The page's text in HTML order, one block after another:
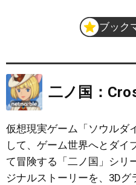
ブック
二ノ国：
仮想現実ゲーム「ソウルダ
して、ゲーム世界へとダイ
て冒険する「二ノ国」シリ
ジナルストーリーを、3D